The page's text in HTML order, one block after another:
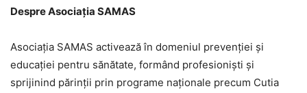
Despre Asociația SAMAS
Asociația SAMAS activează în domeniul prevenției și
educației pentru sănătate, formând profesioniști și
sprijinind părinții prin programe naționale precum Cutia